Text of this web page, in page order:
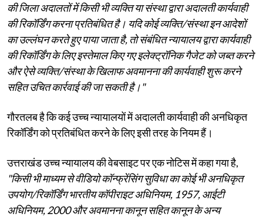
की जिला अदालतों में किसी भी व्यक्ति या संस्था द्वारा अदालती कार्यवाही
की रिकॉर्डिंग करना प्रतिबंधित है। यदि कोई व्यक्ति/संस्था इन आदेशों
का उल्लंघन करते हुए पाया जाता है, तो संबंधित न्यायालय द्वारा कार्यवाही
की रिकॉर्डिंग के लिए इस्तेमाल किए गए इलेक्ट्रॉनिक गैजेट को जब्त करने
और ऐसे व्यक्ति/संस्था के खिलाफ अवमानना ​​की कार्यवाही शुरू करने
सहित उचित कार्रवाई की जा सकती है।"
गौरतलब है कि कई उच्च न्यायालयों में अदालती कार्यवाही की अनधिकृत
रिकॉर्डिंग को प्रतिबंधित करने के लिए इसी तरह के नियम हैं।
उत्तराखंड उच्च न्यायालय की वेबसाइट पर एक नोटिस में कहा गया है,
"किसी भी माध्यम से वीडियो कॉन्फ्रेंसिंग सुविधा का कोई भी अनधिकृत
उपयोग/रिकॉर्डिंग भारतीय कॉपीराइट अधिनियम, 1957, आईटी
अधिनियम, 2000 और अवमानना ​​कानून सहित कानून के अन्य